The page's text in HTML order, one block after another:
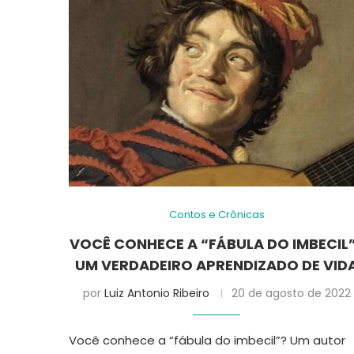
Contos e Crônicas
VOCÊ CONHECE A “FÁBULA DO
UM VERDADEIRO APRENDIZADO DE
por Luiz Antonio Ribeiro 20 de agosto de 2022
Você conhece a “fábula do imbecil”? Um autor